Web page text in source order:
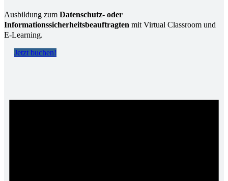
Ausbildung zum Datenschutz- oder
Informationssicherheitsbeauftragten mit Virtual Classroom und
E-Learning.
Jetzt buchen!